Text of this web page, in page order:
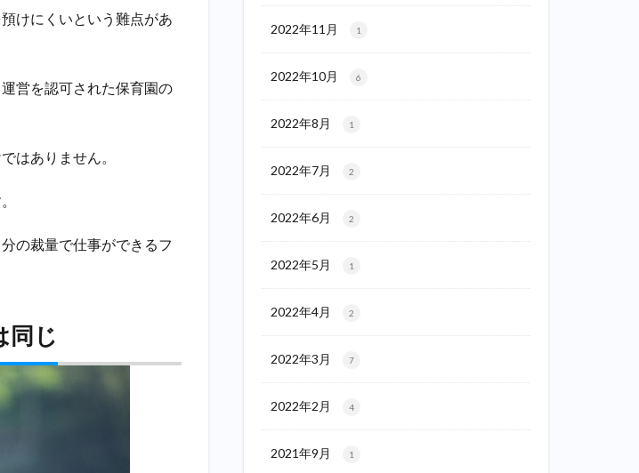
けにくいという難点があ
営を認可された保育園の
はありません。
の裁量で仕事ができるフ
同じ
2022年11月 1
2022年10月 6
2022年8月 1
2022年7月 2
2022年6月 2
2022年5月 1
2022年4月 2
2022年3月 7
2022年2月 4
2021年9月 1